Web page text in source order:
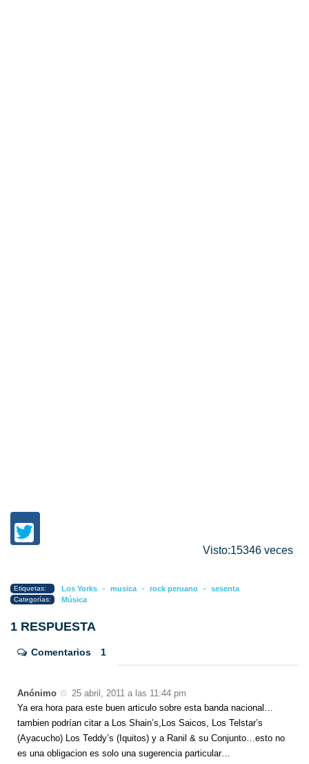
Visto:15346 veces
Etiquetas: Los Yorks - musica - rock peruano - sesenta
Categorías: Música
1 RESPUESTA
Comentarios 1
Anónimo
25 abril, 2011 a las 11:44 pm
Ya era hora para este buen articulo sobre esta banda nacional…
tambien podrían citar a Los Shain’s,Los Saicos, Los Telstar’s
(Ayacucho) Los Teddy’s (Iquitos) y a Ranil & su Conjunto…esto no
es una obligacion es solo una sugerencia particular…